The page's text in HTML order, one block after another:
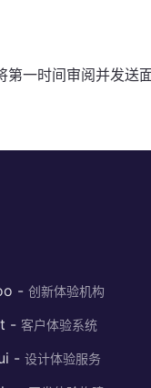
第一时间审阅并发送
-创新体验机构
-客户体验系统
-设计体验服务